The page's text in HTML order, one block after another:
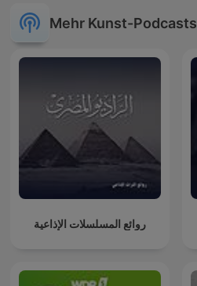
Mehr Kunst-Podcasts
روائع المسلسلات الإذاعية